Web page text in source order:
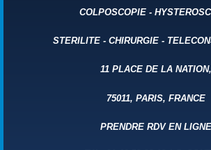
COLPOSCOPIE-
STERILITE- CHIRURGIE-
11 PLACE DE LA NATION,
75011, PARIS, FRANCE
PRENDRE RDV EN LIGNE